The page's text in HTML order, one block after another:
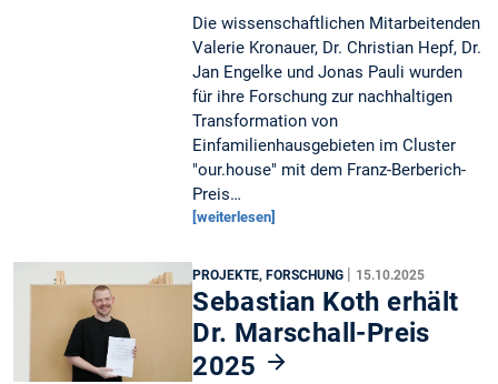
Die wissenschaftlichen Mitarbeitenden
Valerie Kronauer, Dr. Christian Hepf, Dr.
Jan Engelke und Jonas Pauli wurden
für ihre Forschung zur nachhaltigen
Transformation von
Einfamilienhausgebieten im Cluster
"our.house" mit dem Franz-Berberich-
Preis…
[weiterlesen]
PROJEKTE, FORSCHUNG | 15.10.2025
Sebastian Koth erhält
Dr. Marschall-Preis
2025